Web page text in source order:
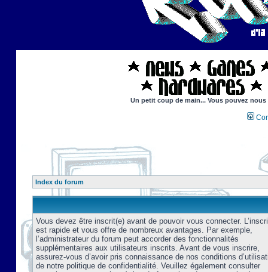
Un petit coup de main... Vous pouvez
Index du forum
Vous devez être inscrit(e) avant de pouvoir vous connecter.
est rapide et vous offre de nombreux avantages. Par exemple,
l’administrateur du forum peut accorder des fonctionnalités
supplémentaires aux utilisateurs inscrits. Avant de vous inscrire,
assurez-vous d’avoir pris connaissance de nos conditions
de notre politique de confidentialité. Veuillez également consulter